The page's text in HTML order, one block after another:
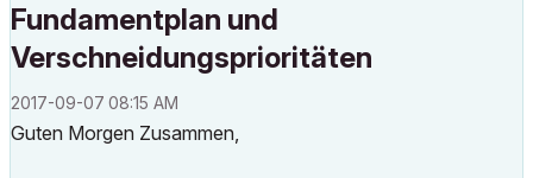
Fundamentplan und
Verschneidungsprioritäten
‎2017-09-07 08:15 AM
Guten Morgen Zusammen,